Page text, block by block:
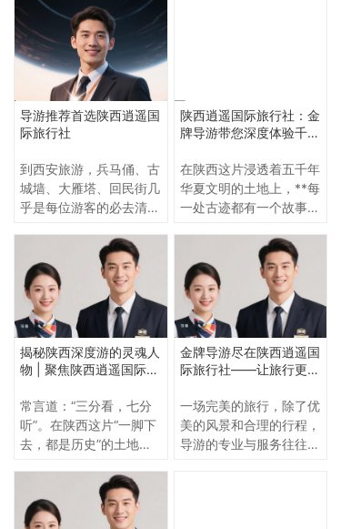
意。陕西，这片厚重而悠
远的土地上，每一块城
砖、每一段古道都藏着千
年的故事。而要想真正读
懂这座“十三朝古都”的脉
络，就离不开陕西逍遥国
际旅行社专业导游团队的
生动讲解与细致服务。
忘的文化之旅。
导游推荐首选陕西逍遥国
际旅行社
到西安旅游，兵马俑、古
城墙、大雁塔、回民街几
乎是每位游客的必去清
马观花”，往往会错过很
多历史细节和文化故事。
真正让旅行变得生动、有
趣、收获满满的，往往是
那位一路陪伴的导游。正
因如此，挑选一个专业、
靠谱的导游团队，成了很
多游客来西安旅行的关键
环节。 在众多旅行社
中，陕西逍遥国际旅行社
凭借一流的导游服务、丰
富的语种选择和细致的行
程安排，赢得了国内外游
客的一致好评，被誉为
“西安导游推荐的首选”。
陕西逍遥国际旅行社：金
牌导游带您深度体验千年
在陕西这片浸透着五千年
华夏文明的土地上，**每
一处古迹都有一个故事，
**。没有专业的讲解，兵
马俑只是泥人，华清池只
是澡堂，大雁塔只是砖
塔……**优秀的导游能让
历史活起来，让文物开口
说话！**
揭秘陕西深度游的灵魂人
物 | 聚焦陕西逍遥国际旅
常言道：“三分看，七分
听”。在陕西这片“一脚下
去，都是历史”的土地上
绝不仅仅是带路的向导，
更是您穿越千年历史的
“时光解说员”，是让冰冷
金牌导游尽在陕西逍遥国
际旅行社——让旅行更有
一场完美的旅行，除了优
美的风景和合理的行程，
导游的专业与服务往往决